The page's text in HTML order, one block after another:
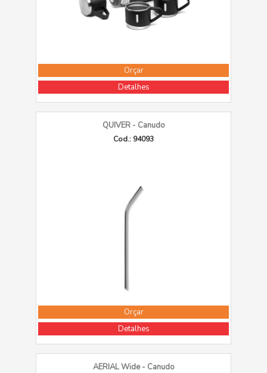
Orçar
Detalhes
QUIVER - Canudo
Cod.: 94093
Orçar
Detalhes
AERIAL Wide - Canudo